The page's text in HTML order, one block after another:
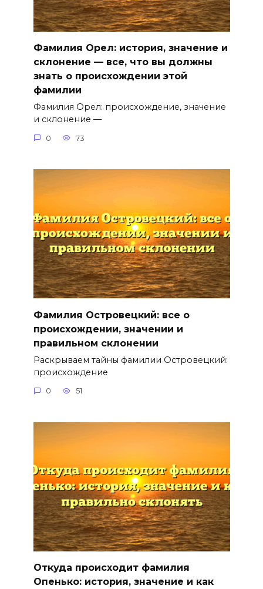
Фамилия Орел: история, значение и
склонение — все, что вы должны
знать о происхождении этой
фамилии
Фамилия Орел: происхождение, значение
и склонение —
0 73
Фамилия Островецкий: все о
происхождении, значении и
правильном склонении
Раскрываем тайны фамилии Островецкий:
происхождение
0 51
Откуда происходит фамилия
Опенько: история, значение и как